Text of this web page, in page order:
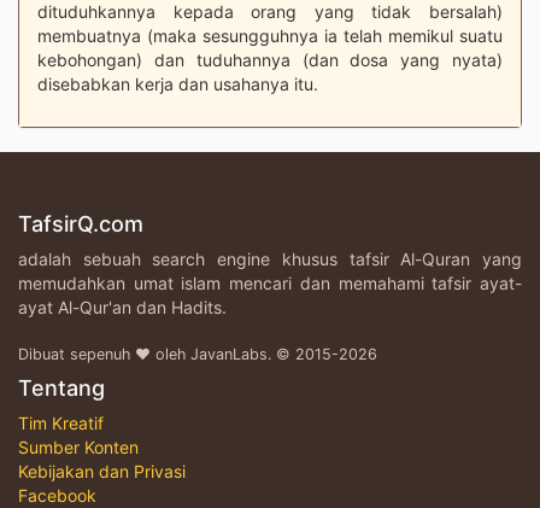
dituduhkannya kepada orang yang tidak bersalah)
membuatnya (maka sesungguhnya ia telah memikul suatu
kebohongan) dan tuduhannya (dan dosa yang nyata)
disebabkan kerja dan usahanya itu.
TafsirQ.com
adalah sebuah search engine khusus tafsir Al-Quran yang
memudahkan umat islam mencari dan memahami tafsir ayat-
ayat Al-Qur'an dan Hadits.
Dibuat sepenuh ♥ oleh JavanLabs. © 2015-2026
Tentang
Tim Kreatif
Sumber Konten
Kebijakan dan Privasi
Facebook